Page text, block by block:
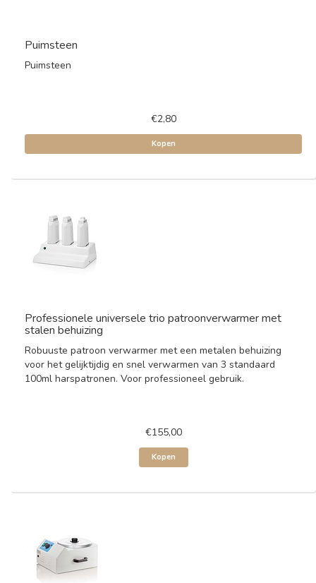
Puimsteen
Puimsteen
€2,80
Kopen
Professionele universele trio patroonverwarmer met
stalen behuizing
Robuuste patroon verwarmer met een metalen behuizing
voor het gelijktijdig en snel verwarmen van 3 standaard
100ml harspatronen. Voor professioneel gebruik.
€155,00
Kopen